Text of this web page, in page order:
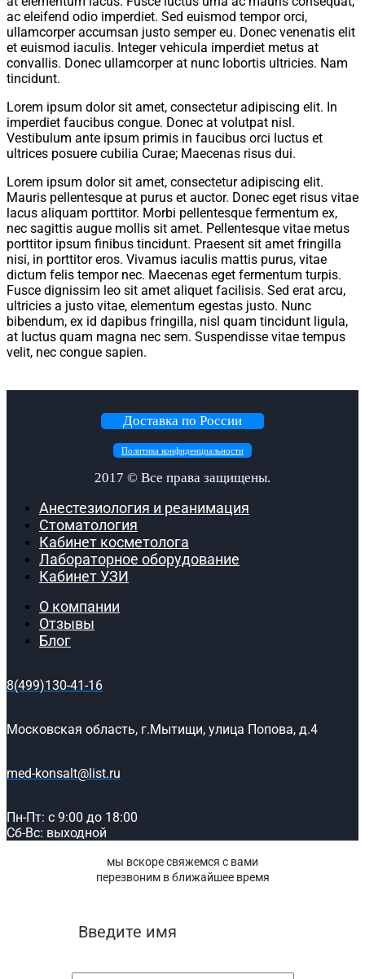
ac eleifend odio imperdiet. Sed euismod tempor orci,
ullamcorper accumsan justo semper eu. Donec venenatis elit
et euismod iaculis. Integer vehicula imperdiet metus at
convallis. Donec ullamcorper at nunc lobortis ultricies. Nam
tincidunt.
Lorem ipsum dolor sit amet, consectetur adipiscing elit. In
imperdiet faucibus congue. Donec at volutpat nisl.
Vestibulum ante ipsum primis in faucibus orci luctus et
ultrices posuere cubilia Curae; Maecenas risus dui.
Lorem ipsum dolor sit amet, consectetur adipiscing elit.
Mauris pellentesque at purus et auctor. Donec eget risus vitae
lacus aliquam porttitor. Morbi pellentesque fermentum ex,
nec sagittis augue mollis sit amet. Pellentesque vitae metus
porttitor ipsum finibus tincidunt. Praesent sit amet fringilla
nisi, in porttitor eros. Vivamus iaculis mattis purus, vitae
dictum felis tempor nec. Maecenas eget fermentum turpis.
Fusce dignissim leo sit amet aliquet facilisis. Sed erat arcu,
ultricies a justo vitae, elementum egestas justo. Nunc
bibendum, ex id dapibus fringilla, nisl quam tincidunt ligula,
at luctus quam magna nec sem. Suspendisse vitae tempus
velit, nec congue sapien.
Доставка по России
Политика конфиденциальности
2017 © Все права защищены.
Анестезиология и реанимация
Стоматология
Кабинет косметолога
Лабораторное оборудование
Кабинет УЗИ
О компании
Отзывы
Блог
8(499)130-41-16
Московская область, г.Мытищи, улица Попова, д.4
med-konsalt@list.ru
Пн-Пт: с 9:00 до 18:00
Сб-Вс: выходной
мы вскоре свяжемся с вами
перезвоним в ближайшее время
Введите имя